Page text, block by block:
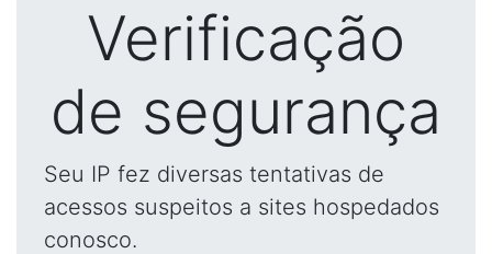
Verificação
de segurança
Seu IP fez diversas tentativas de
acessos suspeitos a sites hospedados
conosco.